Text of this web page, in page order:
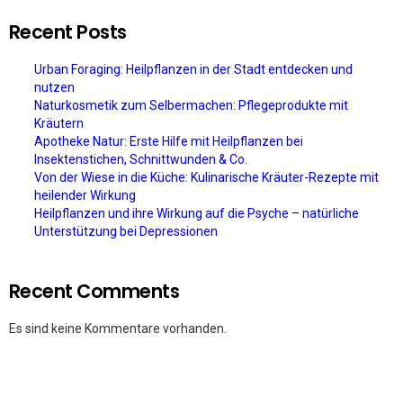
Recent Posts
Urban Foraging: Heilpflanzen in der Stadt entdecken und
nutzen
Naturkosmetik zum Selbermachen: Pflegeprodukte mit
Kräutern
Apotheke Natur: Erste Hilfe mit Heilpflanzen bei
Insektenstichen, Schnittwunden & Co.
Von der Wiese in die Küche: Kulinarische Kräuter-Rezepte mit
heilender Wirkung
Heilpflanzen und ihre Wirkung auf die Psyche – natürliche
Unterstützung bei Depressionen
Recent Comments
Es sind keine Kommentare vorhanden.